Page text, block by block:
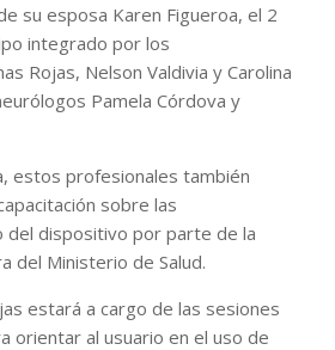
su esposa Karen Figueroa, el 2
integrado por los
Rojas, Nelson Valdivia y Carolina
Pamela Córdova y
estos profesionales también
sobre las
del dispositivo por parte de la
del Ministerio de Salud.
estará a cargo de las sesiones
orientar al usuario en el uso de